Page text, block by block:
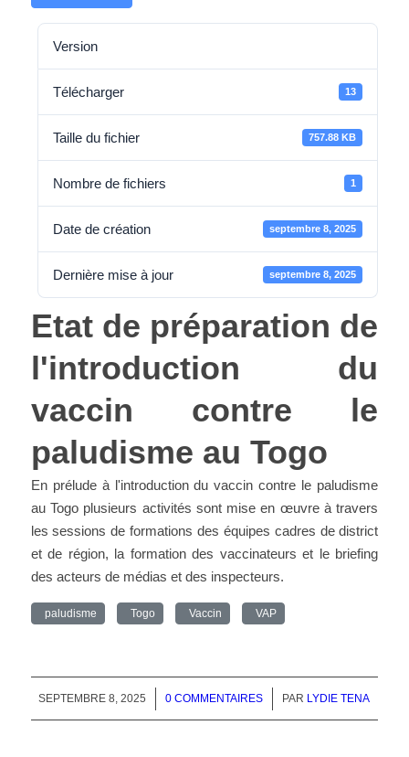
Version
Télécharger 13
Taille du fichier 757.88 KB
Nombre de fichiers 1
Date de création septembre 8, 2025
Dernière mise à jour septembre 8, 2025
Etat de préparation de
l'introduction du
vaccin contre le
paludisme au Togo
En prélude à l'introduction du vaccin contre le paludisme
au Togo plusieurs activités sont mise en œuvre à travers
les sessions de formations des équipes cadres de district
et de région, la formation des vaccinateurs et le briefing
des acteurs de médias et des inspecteurs.
paludisme Togo Vaccin VAP
SEPTEMBRE 8, 2025
/ 0 COMMENTAIRES
/ PAR LYDIE TENA